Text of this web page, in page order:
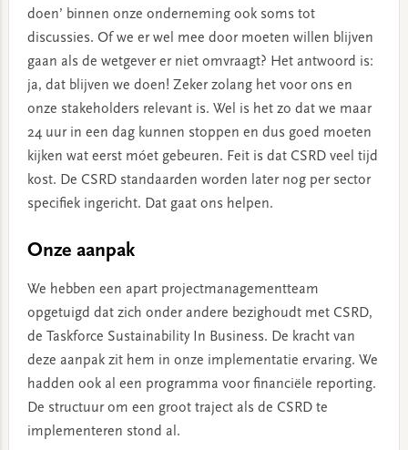
doen’ binnen onze onderneming ook soms tot
discussies. Of we er wel mee door moeten willen blijven
gaan als de wetgever er niet omvraagt? Het antwoord is:
ja, dat blijven we doen! Zeker zolang het voor ons en
onze stakeholders relevant is. Wel is het zo dat we maar
24 uur in een dag kunnen stoppen en dus goed moeten
kijken wat eerst móet gebeuren. Feit is dat CSRD veel tijd
kost. De CSRD standaarden worden later nog per sector
specifiek ingericht. Dat gaat ons helpen.
Onze aanpak
We hebben een apart projectmanagementteam
opgetuigd dat zich onder andere bezighoudt met CSRD,
de Taskforce Sustainability In Business. De kracht van
deze aanpak zit hem in onze implementatie ervaring. We
hadden ook al een programma voor financiële reporting.
De structuur om een groot traject als de CSRD te
implementeren stond al.